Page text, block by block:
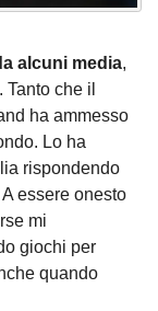
alcuni media,
che il
ha ammesso
Lo ha
rispondendo
essere onesto
mi
giochi per
quando